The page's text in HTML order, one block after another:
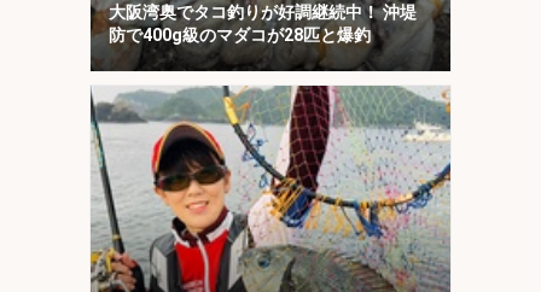
大阪湾奥でタコ釣りが好調継続中！ 沖堤
防で400g級のマダコが28匹と爆釣